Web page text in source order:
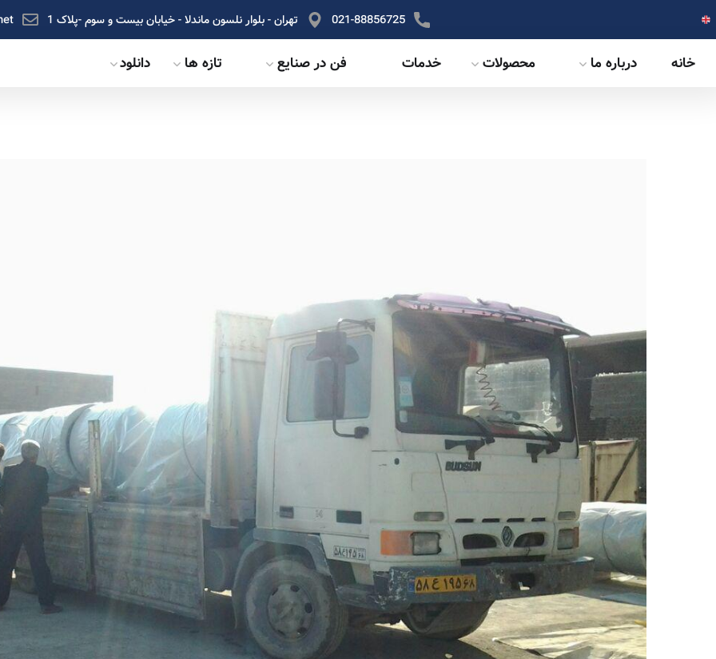
تهران - بلوار نلسون ماندلا - خیابان بیست و سوم -پلاک 1 021-88856725
خانه درباره ما محصولات خدمات فن در صنایع تازه ها دانلود